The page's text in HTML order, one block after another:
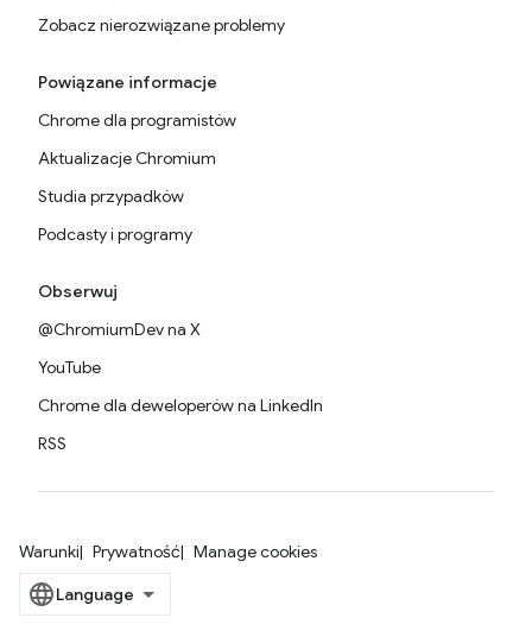
Zobacz nierozwiązane problemy
Powiązane informacje
Chrome dla programistów
Aktualizacje Chromium
Studia przypadków
Podcasty i programy
Obserwuj
@ChromiumDev na X
YouTube
Chrome dla deweloperów na LinkedIn
RSS
Warunki Prywatność Manage cookies